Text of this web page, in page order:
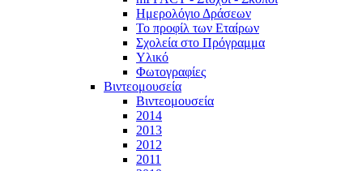
Ημερολόγιο Δράσεων
Το προφίλ των Εταίρων
Σχολεία στο Πρόγραμμα
Υλικό
Φωτογραφίες
Βιντεομουσεία
Βιντεομουσεία
2014
2013
2012
2011